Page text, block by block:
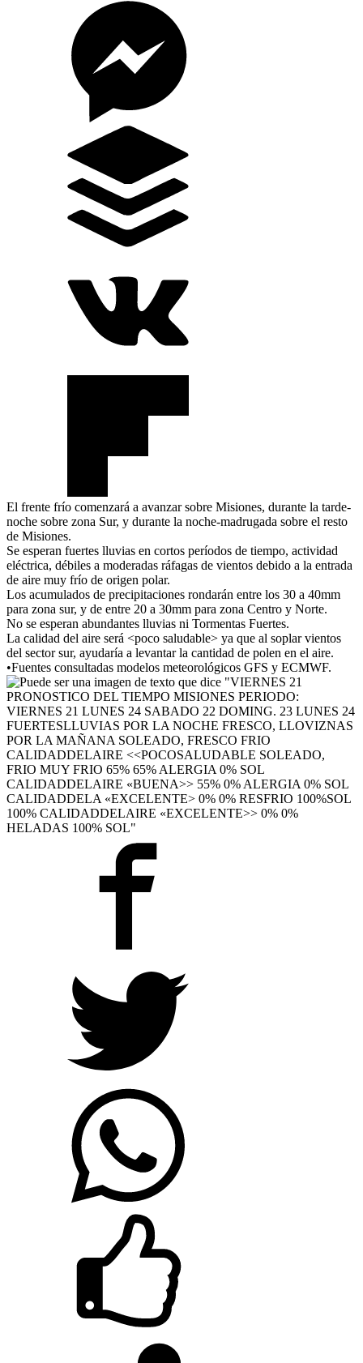
El frente frío comenzará a avanzar sobre Misiones, durante la tarde-
noche sobre zona Sur, y durante la noche-madrugada sobre el resto
de Misiones.
Se esperan fuertes lluvias en cortos períodos de tiempo, actividad
eléctrica, débiles a moderadas ráfagas de vientos debido a la entrada
de aire muy frío de origen polar.
Los acumulados de precipitaciones rondarán entre los 30 a 40mm
para zona sur, y de entre 20 a 30mm para zona Centro y Norte.
No se esperan abundantes lluvias ni Tormentas Fuertes.
La calidad del aire será <poco saludable> ya que al soplar vientos
del sector sur, ayudaría a levantar la cantidad de polen en el aire.
•Fuentes consultadas modelos meteorológicos GFS y ECMWF.